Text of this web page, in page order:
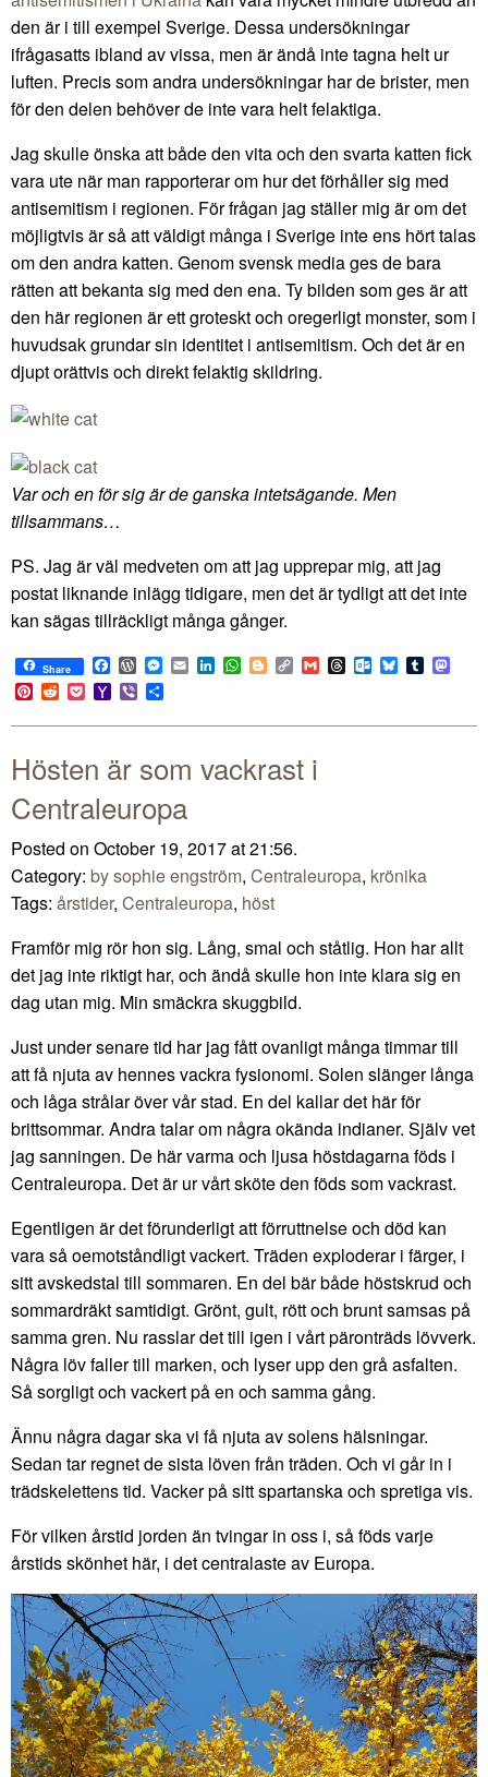
den är i till exempel Sverige. Dessa undersökningar
ifrågasatts ibland av vissa, men är ändå inte tagna helt ur
luften. Precis som andra undersökningar har de brister, men
för den delen behöver de inte vara helt felaktiga.
Jag skulle önska att både den vita och den svarta katten fick
vara ute när man rapporterar om hur det förhåller sig med
antisemitism i regionen. För frågan jag ställer mig är om det
möjligtvis är så att väldigt många i Sverige inte ens hört talas
om den andra katten. Genom svensk media ges de bara
rätten att bekanta sig med den ena. Ty bilden som ges är att
den här regionen är ett groteskt och oregerligt monster, som i
huvudsak grundar sin identitet i antisemitism. Och det är en
djupt orättvis och direkt felaktig skildring.
Var och en för sig är de ganska intetsägande. Men
tillsammans…
PS. Jag är väl medveten om att jag upprepar mig, att jag
postat liknande inlägg tidigare, men det är tydligt att det inte
kan sägas tillräckligt många gånger.
Share Facebook
WordPress
Messenger
EmailLinkedIn
WhatsApp
BloggerCopy
Link
GmailThreadsOutlook.com
BlueskyTumblr
Pinterest
RedditPocketYahoo
Mail
Viber
Hösten är som vackrast i
Centraleuropa
Posted on October 19, 2017 at 21:56.
Category: by sophie engström, Centraleuropa, krönika
Tags: årstider, Centraleuropa, höst
Framför mig rör hon sig. Lång, smal och ståtlig. Hon har allt
det jag inte riktigt har, och ändå skulle hon inte klara sig en
dag utan mig. Min smäckra skuggbild.
Just under senare tid har jag fått ovanligt många timmar till
att få njuta av hennes vackra fysionomi. Solen slänger långa
och låga strålar över vår stad. En del kallar det här för
brittsommar. Andra talar om några okända indianer. Själv vet
jag sanningen. De här varma och ljusa höstdagarna föds i
Centraleuropa. Det är ur vårt sköte den föds som vackrast.
Egentligen är det förunderligt att förruttnelse och död kan
vara så oemotståndligt vackert. Träden exploderar i färger, i
sitt avskedstal till sommaren. En del bär både höstskrud och
sommardräkt samtidigt. Grönt, gult, rött och brunt samsas på
samma gren. Nu rasslar det till igen i vårt päronträds lövverk.
Några löv faller till marken, och lyser upp den grå asfalten.
Så sorgligt och vackert på en och samma gång.
Ännu några dagar ska vi få njuta av solens hälsningar.
Sedan tar regnet de sista löven från träden. Och vi går in i
trädskelettens tid. Vacker på sitt spartanska och spretiga vis.
För vilken årstid jorden än tvingar in oss i, så föds varje
årstids skönhet här, i det centralaste av Europa.